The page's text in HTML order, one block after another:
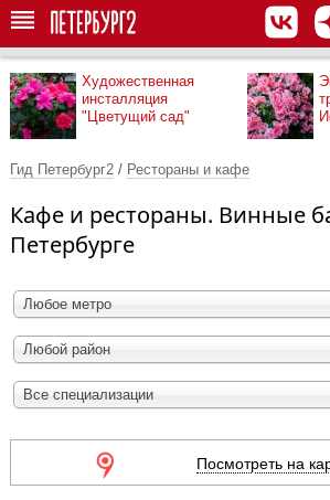
Художественная
инсталляция
"Цветущий сад"
Гид Петербург2 / Рестораны и кафе
Кафе и рестораны. Винные
Петербурге
Любое метро
Любой район
Все специализации
Посмотреть на